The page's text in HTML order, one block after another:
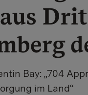
Bay: „704
im Land“